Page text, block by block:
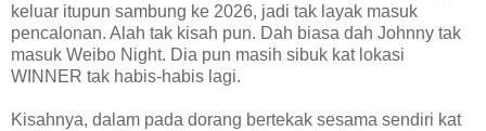
keluar itupun sambung ke 2026, jadi tak layak masuk
pencalonan. Alah tak kisah pun. Dah biasa dah Johnny tak
masuk Weibo Night. Dia pun masih sibuk kat lokasi
WINNER tak habis-habis lagi.
Kisahnya, dalam pada dorang bertekak sesama sendiri kat